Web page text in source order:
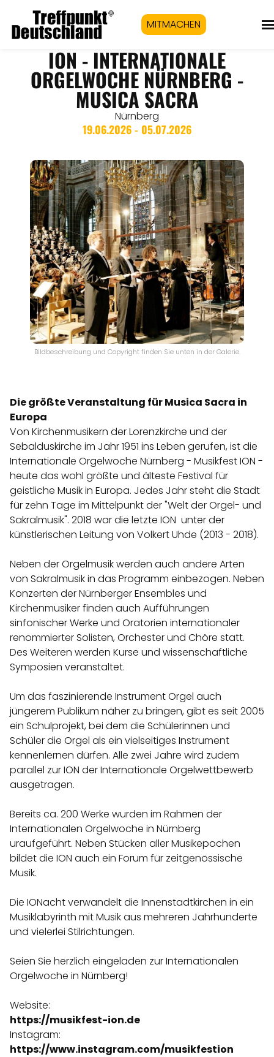
MITMACHEN
ION - INTERNATIONALE
ORGELWOCHE NÜRNBERG -
MUSICA SACRA
Nürnberg
19.06.2026 - 05.07.2026
Bildbeschreibung und Copyright finden Sie unten in der Galerie.
Die größte Veranstaltung für Musica Sacra in
Europa
Von Kirchenmusikern der Lorenzkirche und der
Sebalduskirche im Jahr 1951 ins Leben gerufen, ist die
Internationale Orgelwoche Nürnberg - Musikfest ION -
heute das wohl größte und älteste Festival für
geistliche Musik in Europa. Jedes Jahr steht die Stadt
für zehn Tage im Mittelpunkt der "Welt der Orgel- und
Sakralmusik". 2018 war die letzte ION unter der
künstlerischen Leitung von Volkert Uhde (2013 - 2018).
Neben der Orgelmusik werden auch andere Arten
von Sakralmusik in das Programm einbezogen. Neben
Konzerten der Nürnberger Ensembles und
Kirchenmusiker finden auch Aufführungen
sinfonischer Werke und Oratorien internationaler
renommierter Solisten, Orchester und Chöre statt.
Des Weiteren werden Kurse und wissenschaftliche
Symposien veranstaltet.
Um das faszinierende Instrument Orgel auch
jüngerem Publikum näher zu bringen, gibt es seit 2005
ein Schulprojekt, bei dem die Schülerinnen und
Schüler die Orgel als ein vielseitiges Instrument
kennenlernen dürfen. Alle zwei Jahre wird zudem
parallel zur ION der Internationale Orgelwettbewerb
ausgetragen.
Bereits ca. 200 Werke wurden im Rahmen der
Internationalen Orgelwoche in Nürnberg
uraufgeführt. Neben Stücken aller Musikepochen
bildet die ION auch ein Forum für zeitgenössische
Musik.
Die IONacht verwandelt die Innenstadtkirchen in ein
Musiklabyrinth mit Musik aus mehreren Jahrhunderte
und vielerlei Stilrichtungen.
Seien Sie herzlich eingeladen zur Internationalen
Orgelwoche in Nürnberg!
Website:
https://musikfest-ion.de
Instagram:
https://www.instagram.com/musikfestion